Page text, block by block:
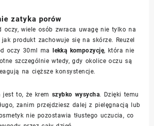
zatyka porów
oczy, wiele osób zwraca uwagę nie tylko na
produkt zachowuje się na skórze. Reuzel
oczy 30ml malekką kompozycję, która nie
szczególnie wtedy, gdy okolice oczu są
na cięższe konsystencje.
jest to, że krem szybko wysycha. Dzięki temu
zanim przejdziesz dalej z pielęgnacją lub
nie pozostawia tłustego uczucia, co